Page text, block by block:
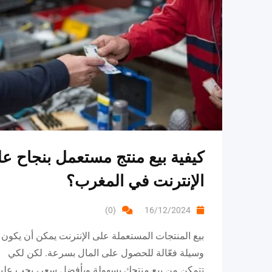
كيفية بيع منتج مستعمل بنجاح
الإنترنت في المغرب؟
16/12/2024
(0)
بيع المنتجات المستعملة على الإنترنت يمكن أن يكون
وسيلة فعّالة للحصول على المال بسرعة. لكن لكي